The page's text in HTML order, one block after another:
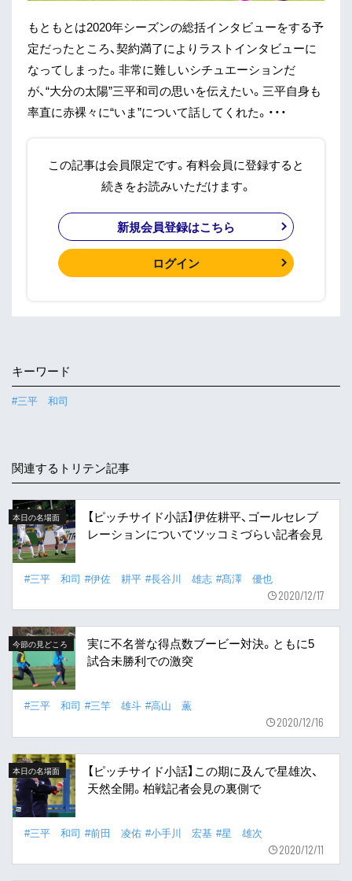
もともとは2020年シーズンの総括インタビューをする予
定だったところ、契約満了によりラストインタビューに
なってしまった。非常に難しいシチュエーションだ
が、“大分の太陽”三平和司の思いを伝えたい。三平自身も
率直に赤裸々に“いま”について話してくれた。・・・
この記事は会員限定です。有料会員に登録すると
続きをお読みいただけます。
新規会員登録はこちら
ログイン
キーワード
#三平 和司
関連するトリテン記事
本日の名場面
【ピッチサイド小話】伊佐耕平、ゴールセレブ
レーションについてツッコミづらい記者会見
#三平 和司 #伊佐 耕平 #長谷川 雄志 #髙澤 優也
2020/12/17
今節の見どころ
実に不名誉な得点数ブービー対決。ともに5
試合未勝利での激突
#三平 和司 #三竿 雄斗 #高山 薫
2020/12/16
本日の名場面
【ピッチサイド小話】この期に及んで星雄次、
天然全開。柏戦記者会見の裏側で
#三平 和司 #前田 凌佑 #小手川 宏基 #星 雄次
2020/12/11